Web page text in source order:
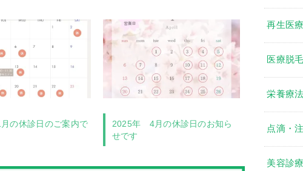
の休診日のご案内で
2025年 4月の休診日のお知ら
せです
再生医療
医療脱毛
栄養療法
点滴・
美容診療